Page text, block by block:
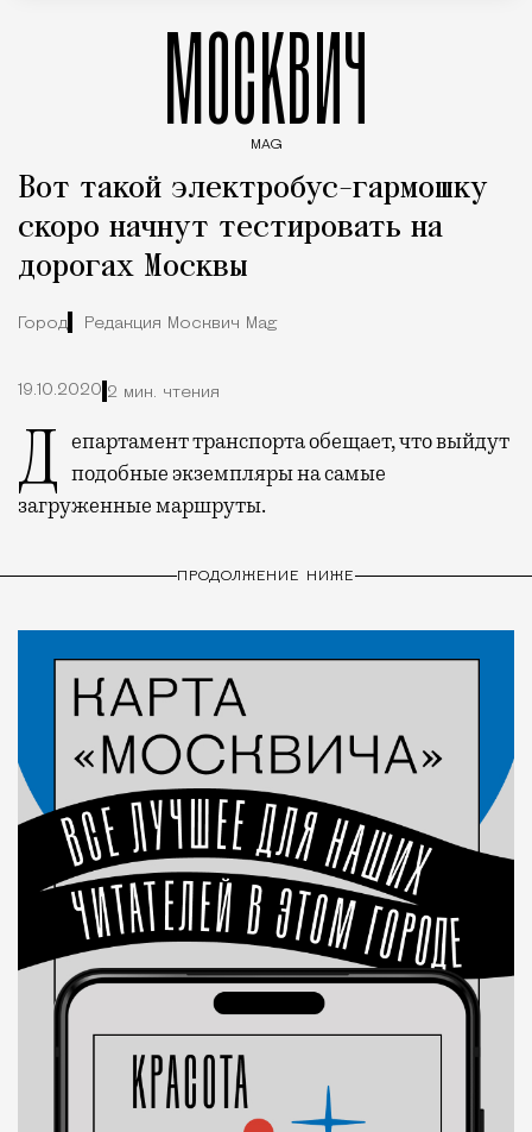
МОСКВИЧ
MAG
Вот такой электробус-гармошку
скоро начнут тестировать на
дорогах Москвы
Город Редакция Москвич Mag
19.10.2020 2 мин. чтения
Департамент транспорта обещает, что выйдут подобные экземпляры на самые
загруженные маршруты.
ПРОДОЛЖЕНИЕ НИЖЕ